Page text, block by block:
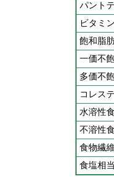
パント
ビタミ
飽和脂
一価不
多価不
コレス
水溶性
不溶性
食物繊
食塩相